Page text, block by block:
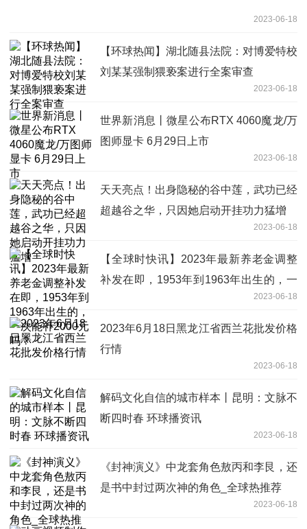
2023-06-18
【环球热闻】湖北随县法院：对博爱特校
刘某某强制猥亵案进行全案审查
2023-06-18
世界新消息丨微星公布RTX 4060魔龙/万
图师显卡 6月29日上市
2023-06-18
天天亮点！出身隐秘的谷中莲，武功已经
超越谷之华，只因她启动开挂功力猛增
2023-06-18
【全球时快讯】2023年最新养老金调整
补发在即，1953年到1963年出生的，一
2023-06-18
2023年6月18日黑龙江省西兰花批发价格
行情
2023-06-18
解码文化自信的城市样本丨昆明：文脉不
断四时春 环球播资讯
2023-06-18
《封神演义》中龙套角色敖丙和李艮，还
是书中封过两次神的角色_全球热推荐
2023-06-18